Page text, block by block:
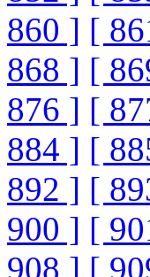
860 ] [
868 ] [
876 ] [
884 ] [
892 ] [
900 ] [
908 ] [